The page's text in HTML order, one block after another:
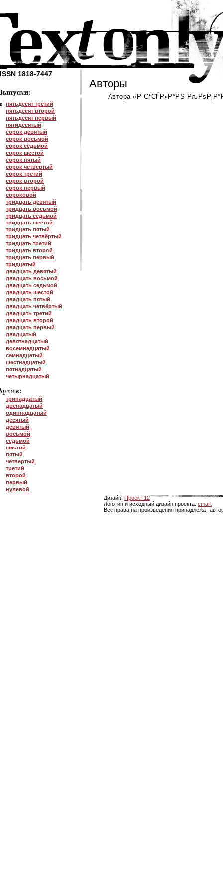
ISSN 1818-7447
пятьдесят третий
пятьдесят второй
пятьдесят первый
пятидесятый
сорок девятый
сорок восьмой
сорок седьмой
сорок шестой
сорок пятый
сорок четвёртый
сорок третий
сорок второй
сорок первый
сороковой
тридцать девятый
тридцать восьмой
тридцать седьмой
тридцать шестой
тридцать пятый
тридцать четвёртый
тридцать третий
тридцать второй
тридцать первый
тридцатый
двадцать девятый
двадцать восьмой
двадцать седьмой
двадцать шестой
двадцать пятый
двадцать четвёртый
двадцать третий
двадцать второй
двадцать первый
двадцатый
девятнадцатый
восемнадцатый
семнадцатый
шестнадцатый
пятнадцатый
четырнадцатый
тринадцатый
двенадцатый
одиннадцатый
десятый
девятый
восьмой
седьмой
шестой
пятый
четвертый
третий
второй
первый
нулевой
Авторы
Автора «Р СѓСЃР»Р°РЅ
Дизайн: Проект 12
Логотип и исходный дизайн проекта: cmart
Все права на произведения принадлежат